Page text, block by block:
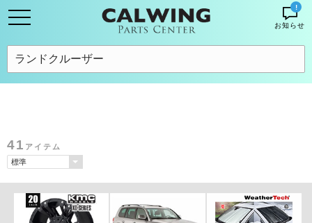
!
お知らせ
41 アイテム